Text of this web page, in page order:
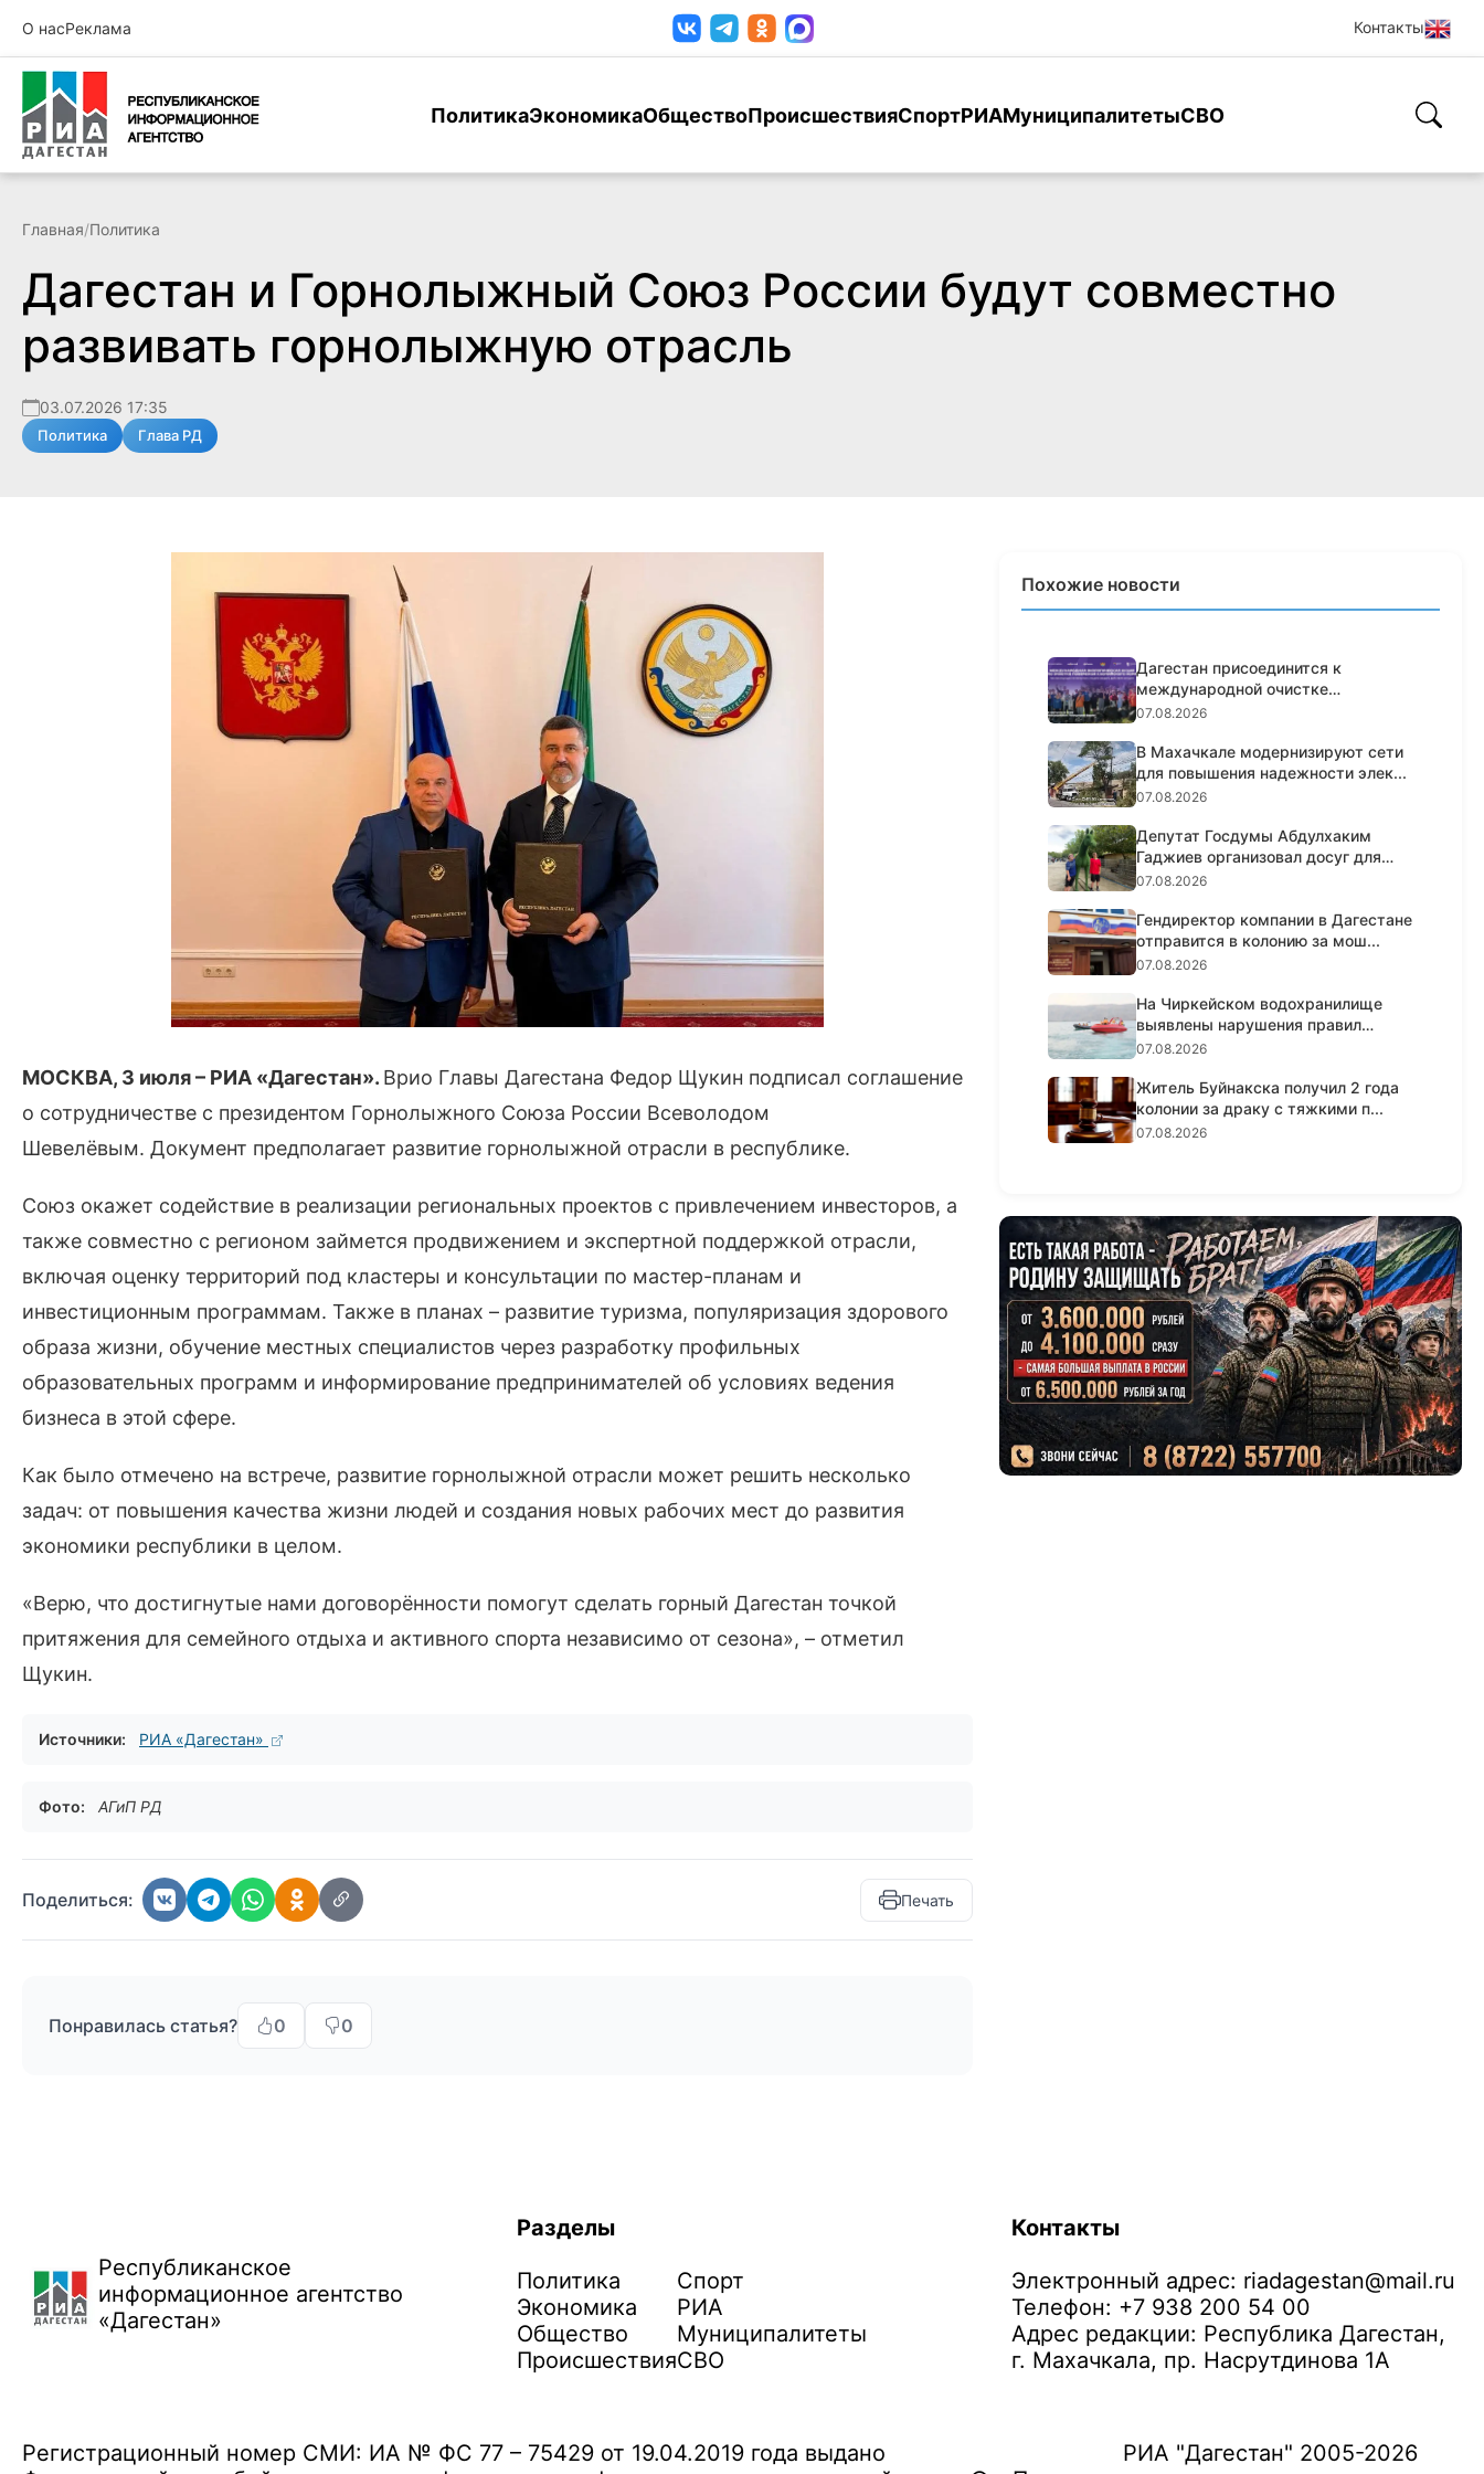
О насРеклама Контакты
ПолитикаЭкономикаОбществоПроисшествияСпортРИАМуниципалитетыСВО
Главная/Политика
Дагестан и Горнолыжный Союз России будут совместно
развивать горнолыжную отрасль
03.07.2026 17:35
Политика Глава РД
МОСКВА, 3 июля – РИА «Дагестан». Врио Главы Дагестана Федор Щукин подписал соглашение
о сотрудничестве с президентом Горнолыжного Союза России Всеволодом
Шевелёвым. Документ предполагает развитие горнолыжной отрасли в республике.
Союз окажет содействие в реализации региональных проектов с привлечением инвесторов, а
также совместно с регионом займется продвижением и экспертной поддержкой отрасли,
включая оценку территорий под кластеры и консультации по мастер-планам и
инвестиционным программам. Также в планах – развитие туризма, популяризация здорового
образа жизни, обучение местных специалистов через разработку профильных
образовательных программ и информирование предпринимателей об условиях ведения
бизнеса в этой сфере.
Как было отмечено на встрече, развитие горнолыжной отрасли может решить несколько
задач: от повышения качества жизни людей и создания новых рабочих мест до развития
экономики республики в целом.
«Верю, что достигнутые нами договорённости помогут сделать горный Дагестан точкой
притяжения для семейного отдыха и активного спорта независимо от сезона», – отметил
Щукин.
Источники: РИА «Дагестан»
Фото: АГиП РД
Поделиться: Печать
Понравилась статья? 0 0
Похожие новости
Дагестан присоединится к
международной очистке
побережья Кас...
07.08.2026
В Махачкале модернизируют сети
для повышения надежности элек...
07.08.2026
Депутат Госдумы Абдулхаким
Гаджиев организовал досуг для
100...
07.08.2026
Гендиректор компании в Дагестане
отправится в колонию за мош...
07.08.2026
На Чиркейском водохранилище
выявлены нарушения правил
безопа...
07.08.2026
Житель Буйнакска получил 2 года
колонии за драку с тяжкими п...
07.08.2026
Республиканское
информационное агентство
«Дагестан»
Разделы
Политика
Экономика
Общество
Происшествия
Спорт
РИА
Муниципалитеты
СВО
Контакты
Электронный адрес: riadagestan@mail.ru
Телефон: +7 938 200 54 00
Адрес редакции: Республика Дагестан,
г. Махачкала, пр. Насрутдинова 1А
Регистрационный номер СМИ: ИА № ФС 77 – 75429 от 19.04.2019 года выдано
РИА "Дагестан" 2005-2026